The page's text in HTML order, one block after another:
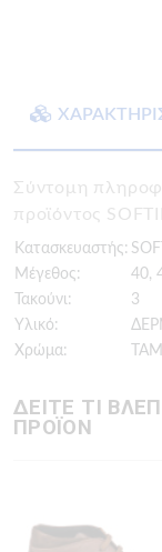
Σύντομη
προϊόντος
Κατασκευαστής:
Μέγεθος:
40,
Τακούνι:
3
Υλικό:
Χρώμα:
ΔΕΙΤΕ ΤΙ
ΠΡΟΪΟΝ